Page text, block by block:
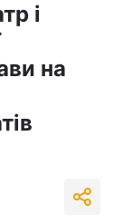
і
на